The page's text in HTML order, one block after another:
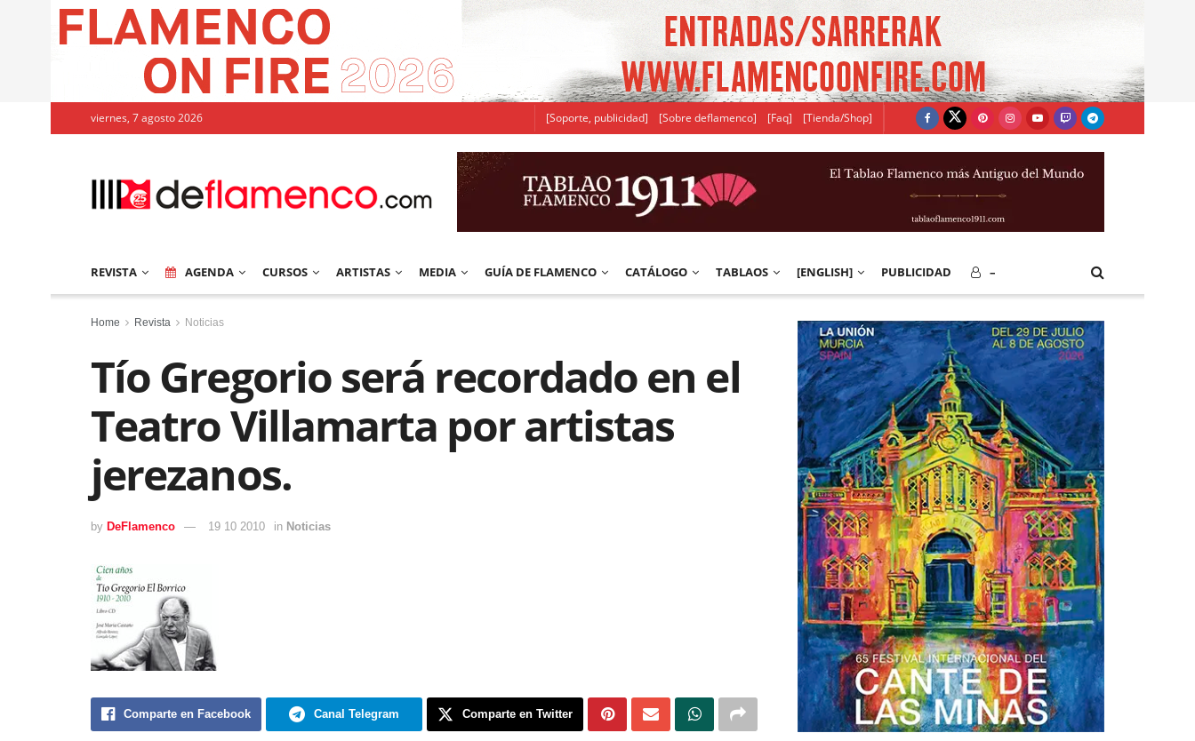
viernes, 7 agosto 2026 [Soporte, publicidad] [Sobre deflamenco] [Faq] [Tienda/Shop]
REVISTA AGENDA CURSOS ARTISTAS MEDIA GUÍA DE FLAMENCO CATÁLOGO TABLAOS [ENGLISH] PUBLICIDAD –
Home Revista Noticias
Tío Gregorio será recordado en el
Teatro Villamarta por artistas
jerezanos.
by DeFlamenco 19 10 2010 in Noticias
Comparte en Facebook Canal Telegram Comparte en Twitter